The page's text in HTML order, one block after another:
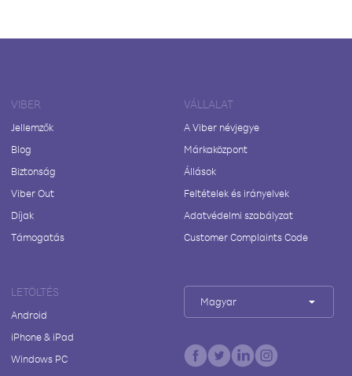
VIBER
Jellemzők
Blog
Biztonság
Viber Out
Díjak
Támogatás
VÁLLALAT
A Viber névjegye
Márkaközpont
Állások
Feltételek és irányelvek
Adatvédelmi szabályzat
Customer Complaints Code
LETÖLTÉS
Android
iPhone & iPad
Windows PC
Magyar